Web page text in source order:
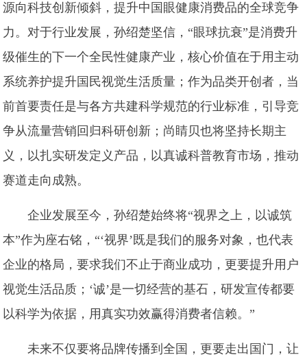
源向科技创新倾斜，提升中国眼健康消费品的全球竞争
力。对于行业发展，孙绍楚坚信，“眼球抗衰”是消费升
级催生的下一个全民性健康产业，核心价值在于用主动
系统养护提升国民视觉生活质量；作为品类开创者，当
前首要责任是与各方共建科学规范的行业标准，引导竞
争从流量营销回归科研创新；尚睛贝也将坚持长期主
义，以扎实研发定义产品，以真诚科普教育市场，推动
赛道走向成熟。
企业发展至今，孙绍楚始终将“视界之上，以诚筑
本”作为座右铭，“‘视界’既是我们的服务对象，也代表
企业的格局，要求我们不止于商业成功，更要提升用户
视觉生活品质；‘诚’是一切经营的基石，研发宣传都要
以科学为依据，用真实功效赢得消费者信赖。”
未来不仅要将品牌传播到全国，更要走出国门，让